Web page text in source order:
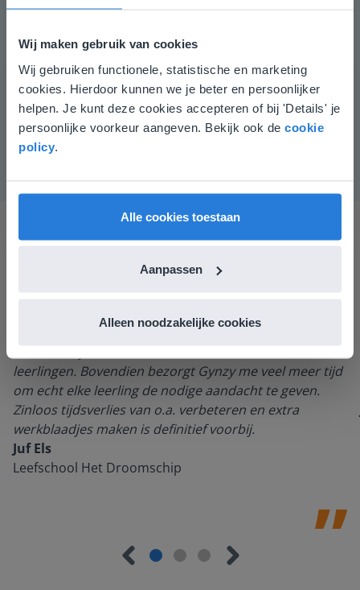
Wij maken gebruik van cookies
Wij gebruiken functionele, statistische en marketing
cookies. Hierdoor kunnen we je beter en persoonlijker
helpen. Je kunt deze cookies accepteren of bij 'Details' je
persoonlijke voorkeur aangeven. Bekijk ook de cookie
policy
Alle cookies toestaan
Aanpassen
Alleen noodzakelijke cookies
kunnen gebruikmaken van MAB-materiaal. Laat hen
een aantal blokjes weg en vraag hoeveel blokjes er nog
liggen.
Instructiemateriaal
Puntenslijpers, boeken, pennen en potloden.
Gynzy maakt het lesgeven zoveel eenvoudiger én
leerlingen. Bovendien bezorgt Gynzy me veel meer tijd
om echt elke leerling de nodige aandacht te geven.
Zinloos tijdsverlies van o.a. verbeteren en extra
werkblaadjes maken is definitief voorbij.
Juf Els
Leefschool Het Droomschip
Deze website komt niet
overeen met je locatie
Gezien je locatie, denken we dat je misschien
liever naar de website voor English gaat. Hier
English
Vlaanderen